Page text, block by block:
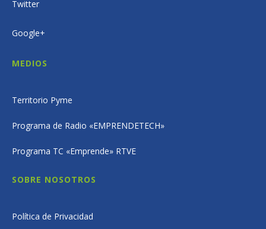
Twitter
Google+
MEDIOS
Territorio Pyme
Programa de Radio «EMPRENDETECH»
Programa TC «Emprende» RTVE
SOBRE NOSOTROS
Política de Privacidad